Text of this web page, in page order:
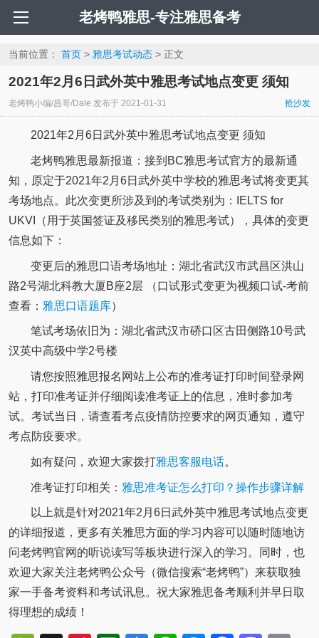
老烤鸭雅思-专注雅思备考
当前位置： 首页> 雅思考试动态> 正文
2021年2月6日武外英中雅思考试地点变更 须知
老烤鸭小编/昌哥/Dale 发布于 2021-01-31 抢沙发
2021年2月6日武外英中雅思考试地点变更 须知
老烤鸭雅思最新报道：接到BC雅思考试官方的最新通
知，原定于2021年2月6日武外英中学校的雅思考试将变更其
考场地点。此次变更所涉及到的考试类别为：IELTS for
UKVI（用于英国签证及移民类别的雅思考试），具体的变更
信息如下：
变更后的雅思口语考场地址：湖北省武汉市武昌区洪山
路2号湖北科教大厦B座2层 （口试形式变更为视频口试-考前
查看： 雅思口语题库）
笔试考场依旧为：湖北省武汉市硚口区古田侧路10号武
汉英中高级中学2号楼
请您按照雅思报名网站上公布的准考证打印时间登录网
站，打印准考证并仔细阅读准考证上的信息，准时参加考
试。考试当日，请查看考点疫情防控要求的网页通知，遵守
考点防疫要求。
如有疑问，欢迎大家拨打雅思客服电话。
准考证打印相关： 雅思准考证怎么打印？操作步骤详解
以上就是针对2021年2月6日武外英中雅思考试地点变更
的详细报道，更多有关雅思方面的学习内容可以随时随地访
问老烤鸭官网的听说读写等板块进行深入的学习。同时，也
欢迎大家关注老烤鸭公众号（微信搜索“老烤鸭”）来获取独
家一手备考资料和考试讯息。祝大家雅思备考顺利并早日取
得理想的成绩！